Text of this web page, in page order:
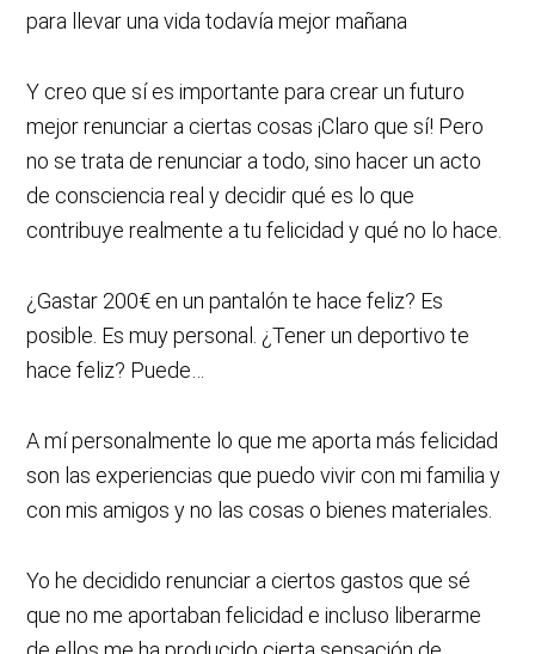
para llevar una vida todavía mejor mañana
Y creo que sí es importante para crear un futuro
mejor renunciar a ciertas cosas ¡Claro que sí! Pero
no se trata de renunciar a todo, sino hacer un acto
de consciencia real y decidir qué es lo que
contribuye realmente a tu felicidad y qué no lo hace.
¿Gastar 200€ en un pantalón te hace feliz? Es
posible. Es muy personal. ¿Tener un deportivo te
hace feliz? Puede…
A mí personalmente lo que me aporta más felicidad
son las experiencias que puedo vivir con mi familia y
con mis amigos y no las cosas o bienes materiales.
Yo he decidido renunciar a ciertos gastos que sé
que no me aportaban felicidad e incluso liberarme